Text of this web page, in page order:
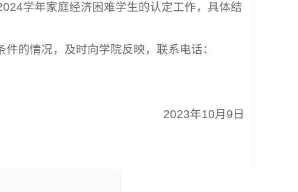
学年家庭经济困难学生的认定工作，具体结
的情况，及时向学院反映，联系电话：
2023年10月9日